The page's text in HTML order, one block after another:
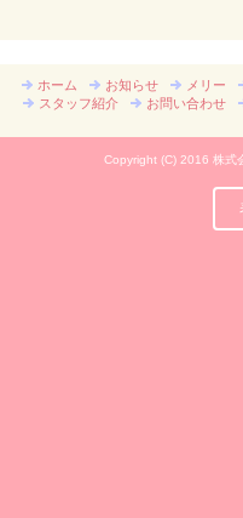
ホーム お知らせ メリー
スタッフ紹介
お問い合わせ
Copyright (C) 2016 株式